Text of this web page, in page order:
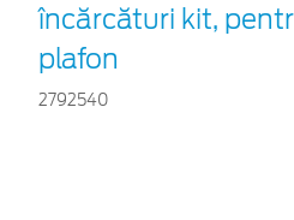
încărcături kit,
plafon
2792540